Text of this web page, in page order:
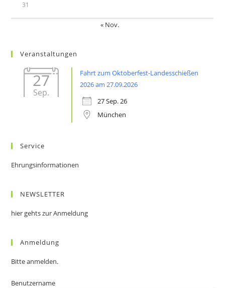
31
« Nov.
Veranstaltungen
27
Sep.
Fahrt zum Oktoberfest-Landesschießen
2026 am 27.09.2026
27 Sep. 26
München
Service
Ehrungsinformationen
NEWSLETTER
hier gehts zur Anmeldung
Anmeldung
Bitte anmelden.
Benutzername